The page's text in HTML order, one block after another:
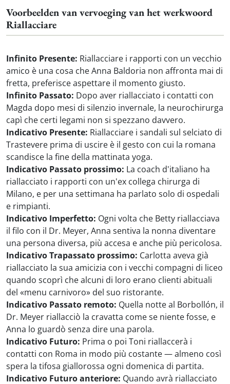
Voorbeelden van vervoeging van het werkwoord
Riallacciare
Infinito Presente: Riallacciare i rapporti con un vecchio
amico è una cosa che Anna Baldoria non affronta mai di
fretta, preferisce aspettare il momento giusto.
Infinito Passato: Dopo aver riallacciato i contatti con
Magda dopo mesi di silenzio invernale, la neurochirurga
capì che certi legami non si spezzano davvero.
Indicativo Presente: Riallacciare i sandali sul selciato di
Trastevere prima di uscire è il gesto con cui la romana
scandisce la fine della mattinata yoga.
Indicativo Passato prossimo: La coach d'italiano ha
riallacciato i rapporti con un'ex collega chirurga di
Milano, e per una settimana ha parlato solo di ospedali
e rimpianti.
Indicativo Imperfetto: Ogni volta che Betty riallacciava
il filo con il Dr. Meyer, Anna sentiva la nonna diventare
una persona diversa, più accesa e anche più pericolosa.
Indicativo Trapassato prossimo: Carlotta aveva già
riallacciato la sua amicizia con i vecchi compagni di liceo
quando scoprì che alcuni di loro erano clienti abituali
del «menu carnivoro» del suo ristorante.
Indicativo Passato remoto: Quella notte al Borbollón, il
Dr. Meyer riallacciò la cravatta come se niente fosse, e
Anna lo guardò senza dire una parola.
Indicativo Futuro: Prima o poi Toni riallaccerà i
contatti con Roma in modo più costante — almeno così
spera la tifosa giallorossa ogni domenica di partita.
Indicativo Futuro anteriore: Quando avrà riallacciato